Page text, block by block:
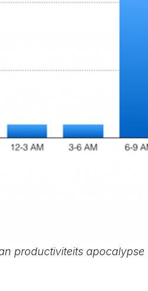
productiviteits apocalypse